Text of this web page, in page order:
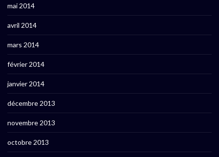
mai 2014
avril 2014
mars 2014
février 2014
janvier 2014
décembre 2013
novembre 2013
octobre 2013